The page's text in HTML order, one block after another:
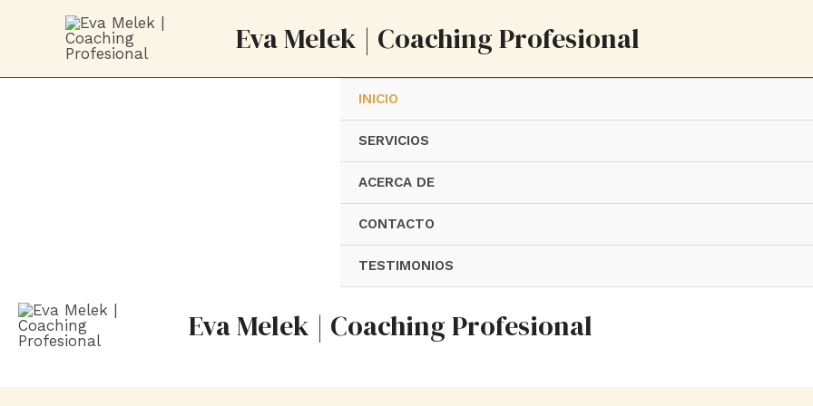
contenido
Eva Melek | Coaching Profesional
INICIO
SERVICIOS
ACERCA DE
CONTACTO
TESTIMONIOS
Eva Melek | Coaching Profesional